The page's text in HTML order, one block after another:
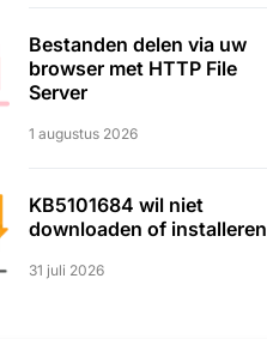
Bestanden delen via uw
browser met HTTP File
Server
1 augustus 2026
KB5101684 wil niet
downloaden of installeren
31 juli 2026